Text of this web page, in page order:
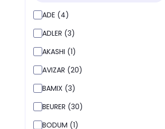
ADE (4)
ADLER (3)
AKASHI (1)
AVIZAR (20)
BAMIX (3)
BEURER (30)
BODUM (1)